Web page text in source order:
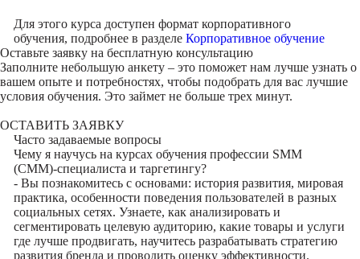
Для этого курса доступен формат корпоративного
обучения, подробнее в разделе Корпоративное обучение
Оставьте заявку на бесплатную консультацию
Заполните небольшую анкету – это поможет нам лучше узнать о
вашем опыте и потребностях, чтобы подобрать для вас лучшие
условия обучения. Это займет не больше трех минут.
ОСТАВИТЬ ЗАЯВКУ
Часто задаваемые вопросы
Чему я научусь на курсах обучения профессии SMM
(СММ)-специалиста и таргетингу?
- Вы познакомитесь с основами: история развития, мировая
практика, особенности поведения пользователей в разных
социальных сетях. Узнаете, как анализировать и
сегментировать целевую аудиторию, какие товары и услуги
где лучше продвигать, научитесь разрабатывать стратегию
развития бренда и проводить оценку эффективности.